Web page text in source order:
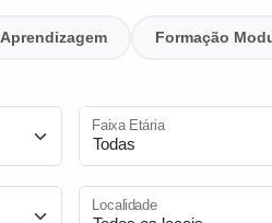
Aprendizagem Formação
Faixa Etária
Localidade